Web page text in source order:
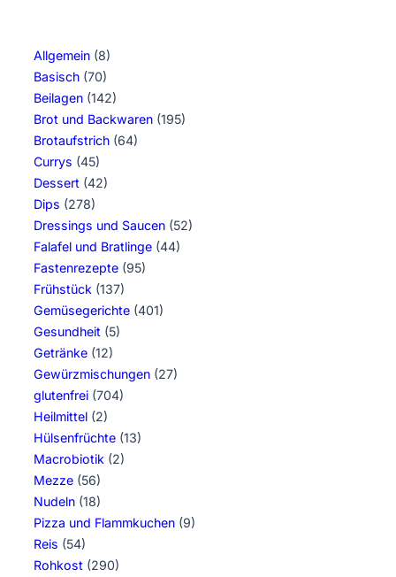
Allgemein (8)
Basisch (70)
Beilagen (142)
Brot und Backwaren (195)
Brotaufstrich (64)
Currys (45)
Dessert (42)
Dips (278)
Dressings und Saucen (52)
Falafel und Bratlinge (44)
Fastenrezepte (95)
Frühstück (137)
Gemüsegerichte (401)
Gesundheit (5)
Getränke (12)
Gewürzmischungen (27)
glutenfrei (704)
Heilmittel (2)
Hülsenfrüchte (13)
Macrobiotik (2)
Mezze (56)
Nudeln (18)
Pizza und Flammkuchen (9)
Reis (54)
Rohkost (290)